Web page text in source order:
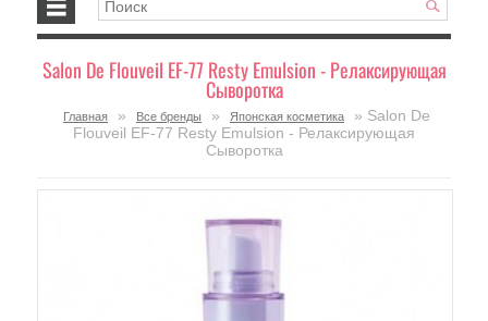
Salon De Flouveil EF-77 Resty Emulsion - Релаксирующая
Сыворотка
Главная » Все бренды » Японская косметика
» Salon De
Flouveil EF-77 Resty Emulsion - Релаксирующая
Сыворотка